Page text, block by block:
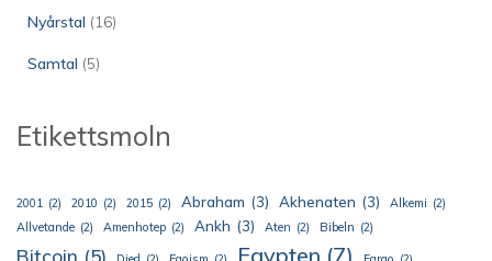
Nyårstal (16)
Samtal (5)
Etikettsmoln
2001 (2) 2010 (2) 2015 (2) Abraham (3) Akhenaten (3) Alkemi (2)
Allvetande (2) Amenhotep (2) Ankh (3) Aten (2) Bibeln (2)
Bitcoin (5) Egypten (7)